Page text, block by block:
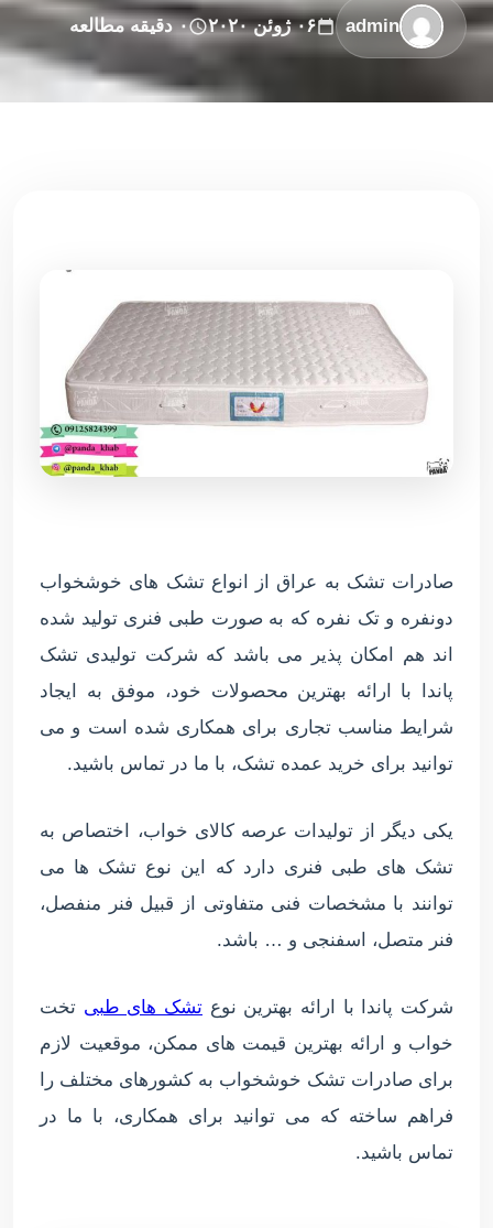
admin ۰۶ ژوئن ۲۰۲۰ ۰ دقیقه مطالعه
صادرات تشک به عراق از انواع تشک های خوشخواب
دونفره و تک نفره که به صورت طبی فنری تولید شده
اند هم امکان پذیر می باشد که شرکت تولیدی تشک
پاندا با ارائه بهترین محصولات خود، موفق به ایجاد
شرایط مناسب تجاری برای همکاری شده است و می
توانید برای خرید عمده تشک، با ما در تماس باشید.
یکی دیگر از تولیدات عرصه کالای خواب، اختصاص به
تشک های طبی فنری دارد که این نوع تشک ها می
توانند با مشخصات فنی متفاوتی از قبیل فنر منفصل،
فنر متصل، اسفنجی و … باشد.
شرکت پاندا با ارائه بهترین نوع تشک های طبی تخت
خواب و ارائه بهترین قیمت های ممکن، موقعیت لازم
برای صادرات تشک خوشخواب به کشورهای مختلف را
فراهم ساخته که می توانید برای همکاری، با ما در
تماس باشید.